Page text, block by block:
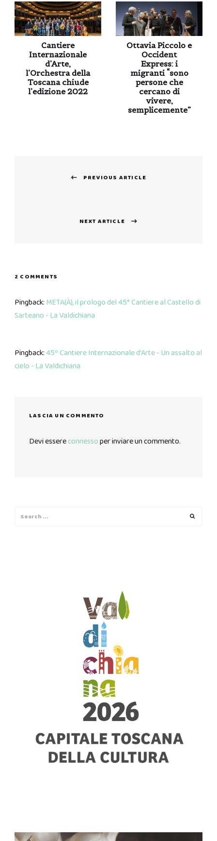
Cantiere
Internazionale
d’Arte,
l’Orchestra della
Toscana chiude
l’edizione 2022
Ottavia Piccolo e
Occident
Express: i
migranti “sono
persone che
cercano di
vivere,
semplicemente”
PREVIOUS ARTICLE
NEXT ARTICLE
2 COMMENTS
Pingback: META(À), il prologo del 45° Cantiere al Castello di
Sarteano - La Valdichiana
Pingback:45º Cantiere Internazionale d’Arte - Un assalto al
cielo - La Valdichiana
LASCIA UN COMMENTO
Devi essereconnessoper inviare un commento.
for: